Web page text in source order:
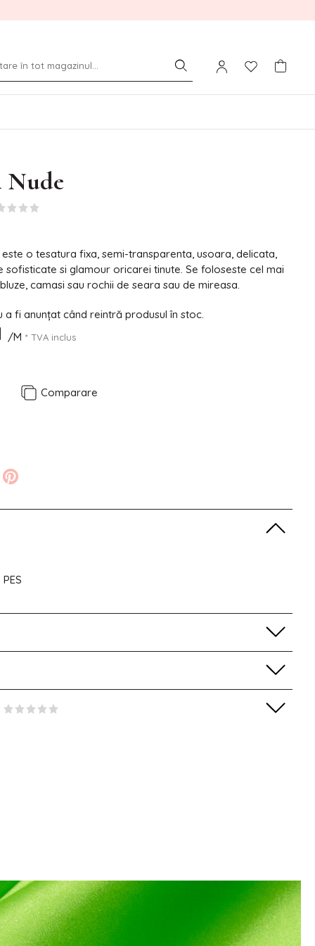
Nude
o tesatura fixa, semi-transparenta, usoara, delicata,
si glamour oricarei tinute. Se foloseste cel mai
camasi sau rochii de seara sau de mireasa.
a fi anunțat când reintră produsul în stoc.
/M * TVA inclus
Comparare